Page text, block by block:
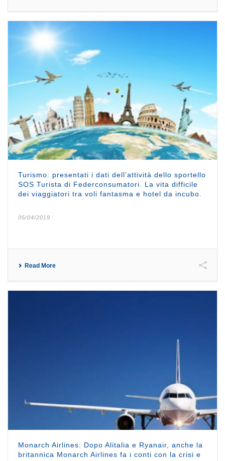
Turismo: presentati i dati dell’attività dello sportello
SOS Turista di Federconsumatori. La vita difficile
dei viaggiatori tra voli fantasma e hotel da incubo.
05/04/2019
Read More
Monarch Airlines: Dopo Alitalia e Ryanair, anche la
britannica Monarch Airlines fa i conti con la crisi e